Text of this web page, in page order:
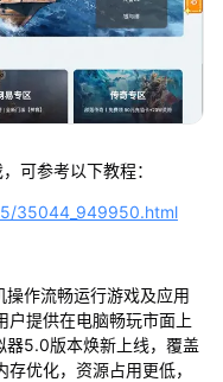
可参考以下教程：
35044_949950.html
作流畅运行游戏及应用
户提供在电脑畅玩市面上
器5.0版本焕新上线，覆盖
优化，资源占用更低，